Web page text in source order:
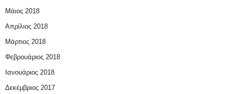
Μάιος 2018
Απρίλιος 2018
Μάρτιος 2018
Φεβρουάριος 2018
Ιανουάριος 2018
Δεκέμβριος 2017